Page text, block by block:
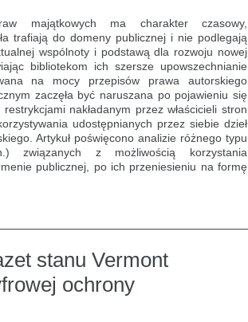
majątkowych ma charakter czasowy,
trafiają do domeny publicznej i nie podlegają
wspólnoty i podstawą dla rozwoju nowej
bibliotekom ich szersze upowszechnianie
na mocy przepisów prawa autorskiego
zaczęła być naruszana po pojawieniu się
nakładanym przez właścicieli stron
udostępnianych przez siebie dzieł
Artykuł poświęcono analizie różnego typu
związanych z możliwością korzystania
publicznej, po ich przeniesieniu na formę
stanu Vermont
ochrony